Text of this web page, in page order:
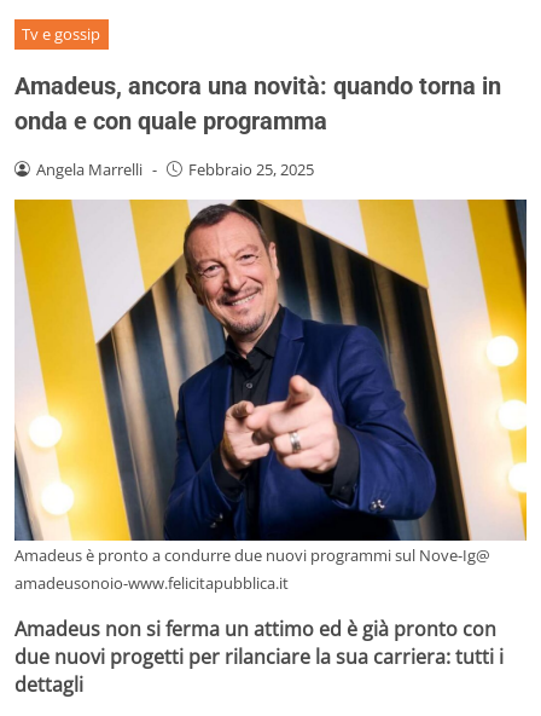
Tv e gossip
Amadeus, ancora una novità: quando torna in
onda e con quale programma
Angela Marrelli - Febbraio 25, 2025
Amadeus è pronto a condurre due nuovi programmi sul Nove-Ig@
amadeusonoio-www.felicitapubblica.it
Amadeus non si ferma un attimo ed è già pronto con
due nuovi progetti per rilanciare la sua carriera: tutti i
dettagli